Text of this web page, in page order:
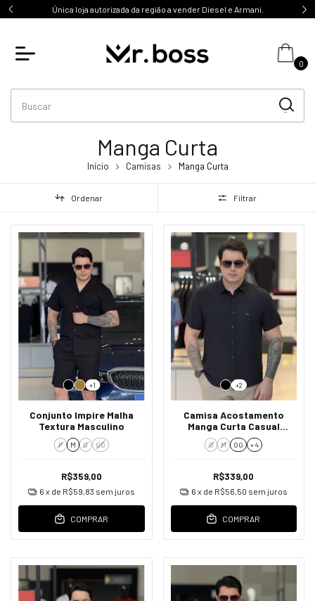
autorizada da região a vender Diesel e Armani. 10%
0
Manga Curta
Início Camisas Manga Curta
Ordenar Filtrar
+1
Conjunto Impire Malha
Textura Masculino
P M G GG
R$359,00
6 x de R$59,83 sem juros
COMPRAR
+2
Camisa Acostamento
Manga Curta Casual
Masculino
G M GG + 4
R$339,00
6 x de R$56,50 sem juros
COMPRAR